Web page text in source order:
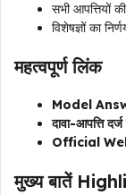
सभी आपत्तियों
विशेषज्ञों का
महत्वपूर्ण लिंक
Model
दावा-आपत्ति
Official
मुख्य बातें